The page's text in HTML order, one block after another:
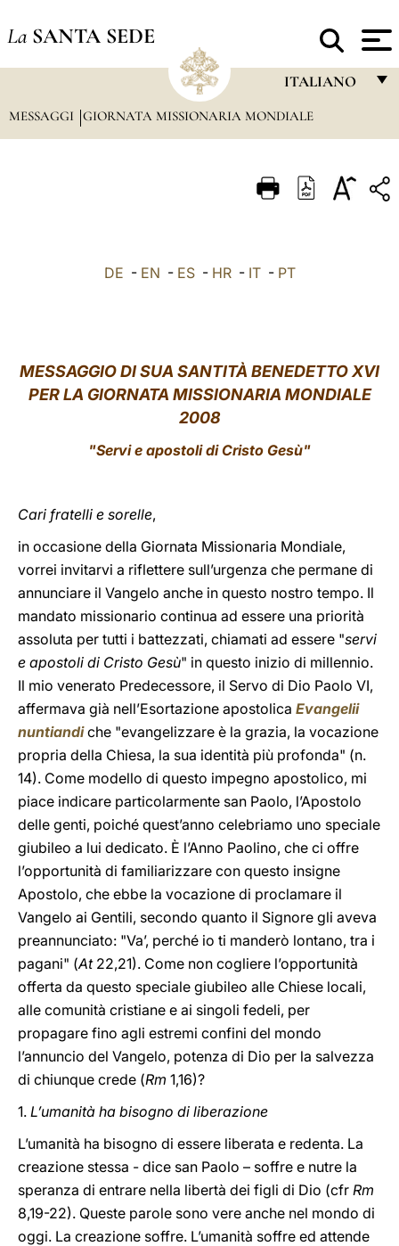
La SANTA SEDE
ITALIANO
FRANÇAIS
ITALIANO
中文
MESSAGGI GIORNATA MISSIONARIA MONDIALE
DE - EN - ES- HR- IT- PT
MESSAGGIO DI SUA SANTITÀ BENEDETTO XVI
PER LA GIORNATA MISSIONARIA MONDIALE
2008
"Servi e apostoli di Cristo Gesù"
Cari fratelli e sorelle,
in occasione della Giornata Missionaria Mondiale,
vorrei invitarvi a riflettere sull’urgenza che permane di
annunciare il Vangelo anche in questo nostro tempo. Il
mandato missionario continua ad essere una priorità
assoluta per tutti i battezzati, chiamati ad essere "servi
e apostoli di Cristo Gesù" in questo inizio di millennio.
Il mio venerato Predecessore, il Servo di Dio Paolo VI,
affermava già nell’Esortazione apostolica Evangelii
nuntiandiche "evangelizzare è la grazia, la vocazione
propria della Chiesa, la sua identità più profonda" (n.
14). Come modello di questo impegno apostolico, mi
piace indicare particolarmente san Paolo, l’Apostolo
delle genti, poiché quest’anno celebriamo uno speciale
giubileo a lui dedicato. È l’Anno Paolino, che ci offre
l’opportunità di familiarizzare con questo insigne
Apostolo, che ebbe la vocazione di proclamare il
Vangelo ai Gentili, secondo quanto il Signore gli aveva
preannunciato: "Va’, perché io ti manderò lontano, tra i
pagani" (At22,21). Come non cogliere l’opportunità
offerta da questo speciale giubileo alle Chiese locali,
alle comunità cristiane e ai singoli fedeli, per
propagare fino agli estremi confini del mondo
l’annuncio del Vangelo, potenza di Dio per la salvezza
di chiunque crede (Rm 1,16)?
1. L’umanità ha bisogno di liberazione
L’umanità ha bisogno di essere liberata e redenta. La
creazione stessa - dice san Paolo – soffre e nutre la
speranza di entrare nella libertà dei figli di Dio (cfr Rm
8,19-22). Queste parole sono vere anche nel mondo di
oggi. La creazione soffre. L’umanità soffre ed attende